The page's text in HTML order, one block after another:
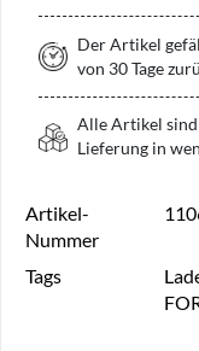
Der Artikel
von 30 Tage
Alle Artikel
Lieferung in
Artikel-
Nummer
Tags